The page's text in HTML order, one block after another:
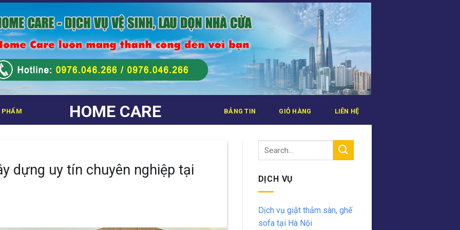
HOME CARE
PHẨM BẢNG TIN GIỎ HÀNG LIÊN HỆ
dựng uy tín chuyên nghiệp tại
DỊCH VỤ
Dịch vụ giặt thảm sàn, ghế
sofa tại Hà Nội